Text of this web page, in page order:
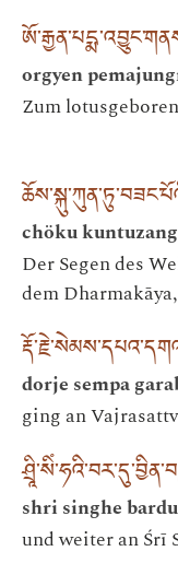
orgyen
Zum
chöku
Der Segen des
dem Dharmakāya,
dorje sempa
ging an
shri singhe
und weiter an Śrī